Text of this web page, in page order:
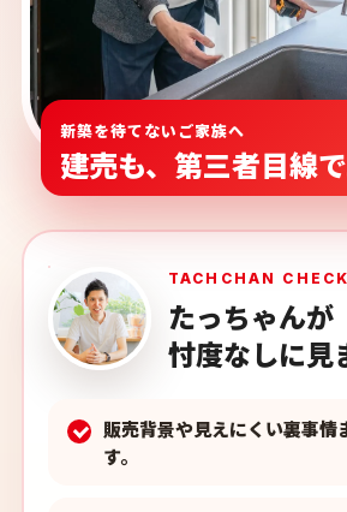
新築を待てないご家族へ
建売も、第三者目線で
TACHCHAN CHECK
たっちゃんが
忖度なしに見
販売背景や見えにくい裏事情
す。